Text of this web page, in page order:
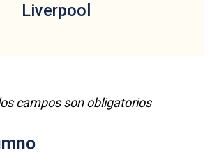
Liverpool
campos son obligatorios